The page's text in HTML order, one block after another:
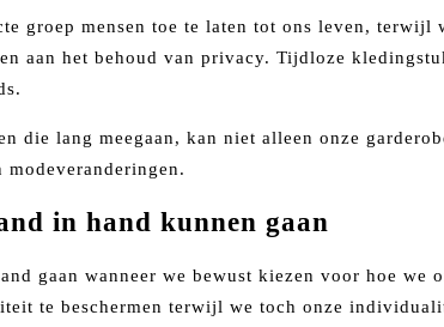
groep mensen toe te laten tot ons leven,
aan het behoud van privacy. Tijdloze
die lang meegaan, kan niet alleen onze
modeveranderingen.
in hand kunnen gaan
gaan wanneer we bewust kiezen voor hoe
te beschermen terwijl we toch onze